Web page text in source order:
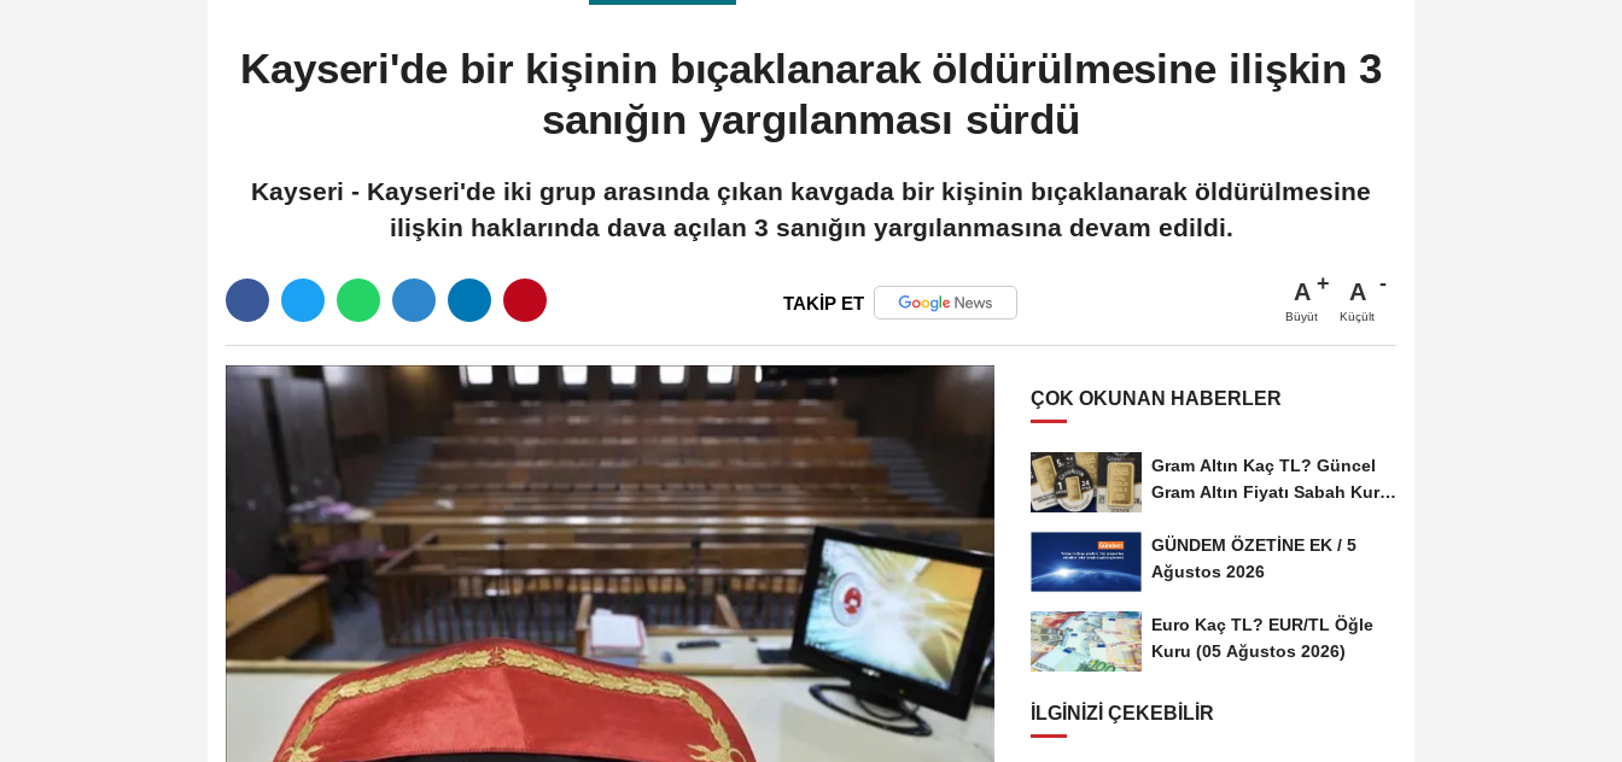
Kayseri'de bir kişinin bıçaklanarak öldürülmesine ilişkin 3
sanığın yargılanması sürdü
Kayseri - Kayseri'de iki grup arasında çıkan kavgada bir kişinin bıçaklanarak öldürülmesine
ilişkin haklarında dava açılan 3 sanığın yargılanmasına devam edildi.
TAKİP ET A
Büyüt
A
Küçült
ÇOK OKUNAN HABERLER
Gram Altın Kaç TL? Güncel
Gram Altın Fiyatı Sabah Kuru
GÜNDEM ÖZETİNE EK / 5
Ağustos 2026
Euro Kaç TL? EUR/TL Öğle
Kuru (05 Ağustos 2026)
İLGINIZI ÇEKEBILIR